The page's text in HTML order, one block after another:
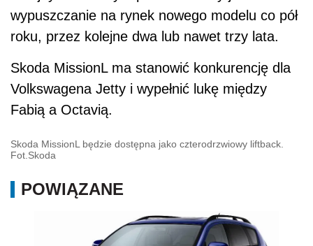
wypuszczanie na rynek nowego modelu co pół
roku, przez kolejne dwa lub nawet trzy lata.
Skoda MissionL ma stanowić konkurencję dla
Volkswagena Jetty i wypełnić lukę między
Fabią a Octavią.
Skoda MissionL będzie dostępna jako czterodrzwiowy liftback.
Fot.Skoda
POWIĄZANE